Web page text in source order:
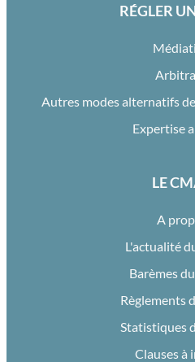
RÉGLER
Autres modes alternatifs
Expertise
LE
A
L'actualité
Barèmes
Règlements
Statistiques
Clauses à